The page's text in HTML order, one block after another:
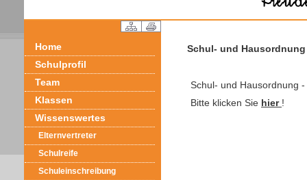
Home
Schulprofil
Team
Klassen
Wissenswertes
Elternvertreter
Schulreife
Schuleinschreibung
Schul- und Hausordnung
Schul- und Hausordnung
Bitte klicken Sie hier !